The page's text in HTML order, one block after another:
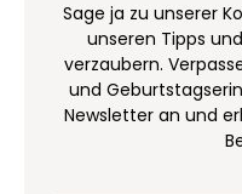
Sage ja zu unserer
unseren Tipps
verzaubern.
und
Newsletter an und